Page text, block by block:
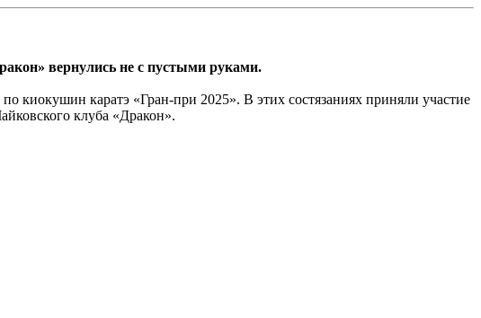
вернулись не с пустыми руками.
киокушин каратэ «Гран-при 2025». В этих состязаниях приняли участие
клуба «Дракон».